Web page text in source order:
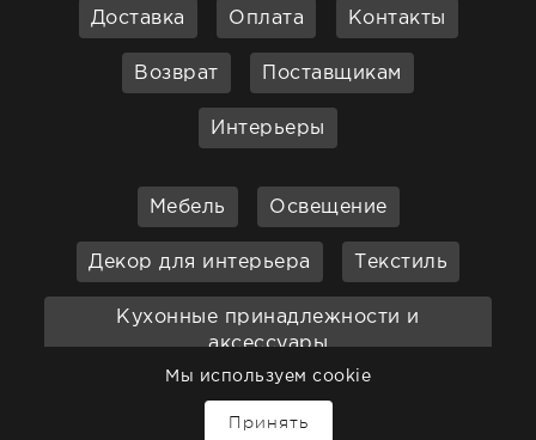
Доставка Оплата Контакты
Возврат Поставщикам
Интерьеры
Мебель Освещение
Декор для интерьера Текстиль
Кухонные принадлежности и
аксессуары
Ванная Садовая мебель
Мы используем cookie
Принять